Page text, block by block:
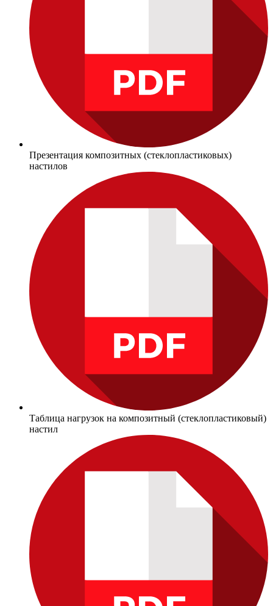
Презентация композитных (стеклопластиковых)
настилов
Таблица нагрузок на композитный (стеклопластиковый)
настил